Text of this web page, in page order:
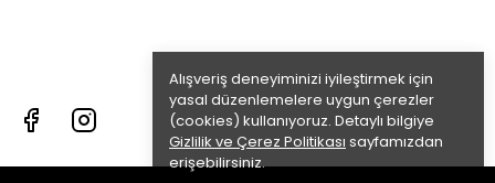
Alışveriş deneyiminizi iyileştirmek için
yasal düzenlemelere uygun çerezler
(cookies) kullanıyoruz. Detaylı bilgiye
Gizlilik ve Çerez Politikası sayfamızdan
erişebilirsiniz.